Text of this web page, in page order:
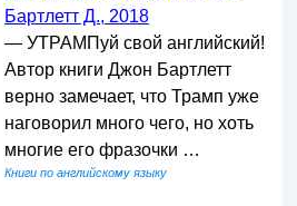
Бартлетт Д., 2018
— УТРАМПуй свой английский!
Автор книги Джон Бартлетт
верно замечает, что Трамп уже
наговорил много чего, но хоть
многие его фразочки …
Книги по английскому языку